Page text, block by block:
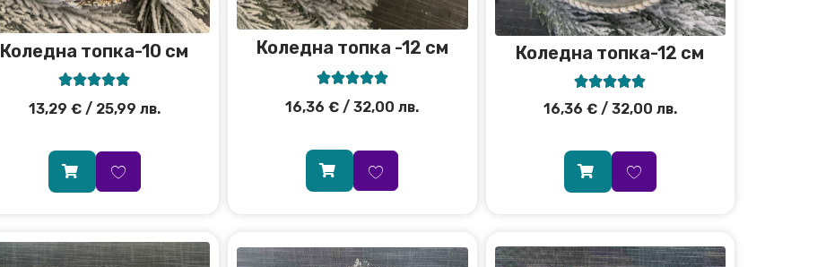
Коледна топка-10 см

13,29 €/ 25,99 лв.
Коледна топка -12 см

16,36€ / 32,00 лв.
Коледна топка-12 см

16,36 €/ 32,00 лв.